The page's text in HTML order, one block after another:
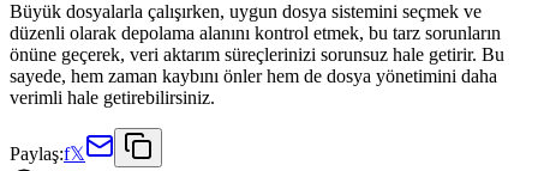
Büyük dosyalarla çalışırken, uygun dosya sistemini seçmek ve
düzenli olarak depolama alanını kontrol etmek, bu tarz sorunların
önüne geçerek, veri aktarım süreçlerinizi sorunsuz hale getirir. Bu
sayede, hem zaman kaybını önler hem de dosya yönetimini daha
verimli hale getirebilirsiniz.
Paylaş:f𝕏